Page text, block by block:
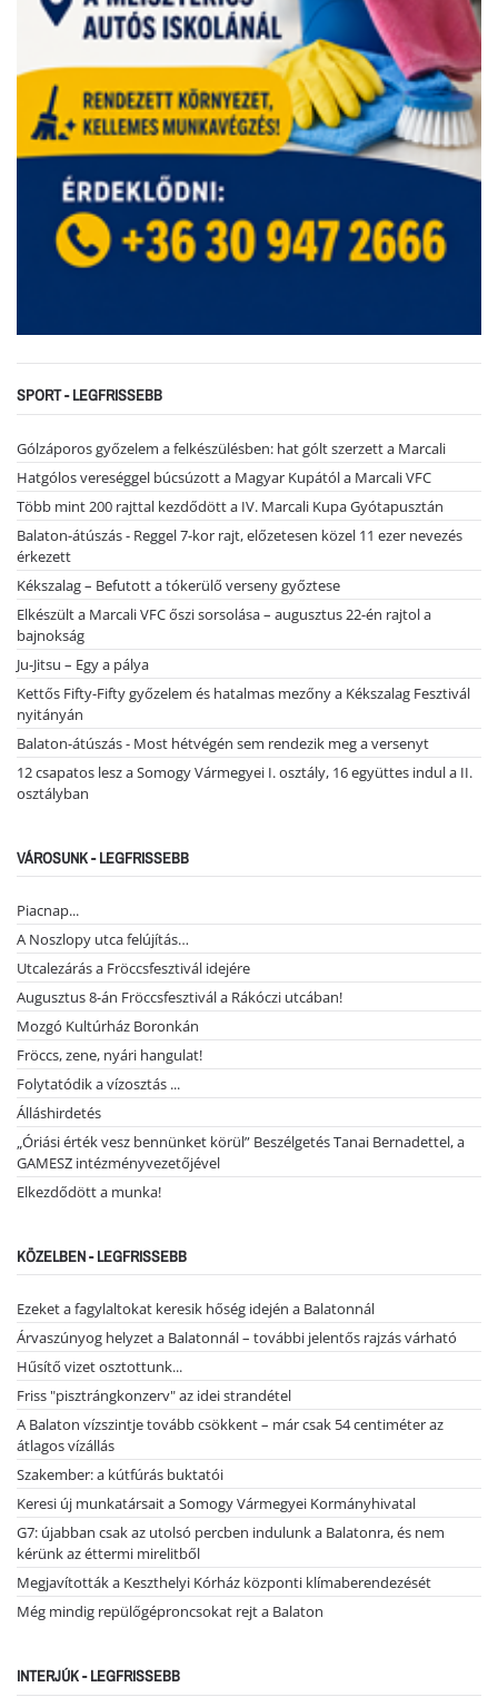
SPORT - LEGFRISSEBB
Gólzáporos győzelem a felkészülésben: hat gólt szerzett a Marcali
Hatgólos vereséggel búcsúzott a Magyar Kupától a Marcali VFC
Több mint 200 rajttal kezdődött a IV. Marcali Kupa Gyótapusztán
Balaton-átúszás - Reggel 7-kor rajt, előzetesen közel 11 ezer nevezés
érkezett
Kékszalag – Befutott a tókerülő verseny győztese
Elkészült a Marcali VFC őszi sorsolása – augusztus 22-én rajtol a
bajnokság
Ju-Jitsu – Egy a pálya
Kettős Fifty-Fifty győzelem és hatalmas mezőny a Kékszalag Fesztivál
nyitányán
Balaton-átúszás - Most hétvégén sem rendezik meg a versenyt
12 csapatos lesz a Somogy Vármegyei I. osztály, 16 együttes indul a II.
osztályban
VÁROSUNK - LEGFRISSEBB
Piacnap...
A Noszlopy utca felújítás…
Utcalezárás a Fröccsfesztivál idejére
Augusztus 8-án Fröccsfesztivál a Rákóczi utcában!
Mozgó Kultúrház Boronkán
Fröccs, zene, nyári hangulat!
Folytatódik a vízosztás ...
Álláshirdetés
„Óriási érték vesz bennünket körül” Beszélgetés Tanai Bernadettel, a
GAMESZ intézményvezetőjével
Elkezdődött a munka!
KÖZELBEN - LEGFRISSEBB
Ezeket a fagylaltokat keresik hőség idején a Balatonnál
Árvaszúnyog helyzet a Balatonnál – további jelentős rajzás várható
Hűsítő vizet osztottunk...
Friss "pisztrángkonzerv" az idei strandétel
A Balaton vízszintje tovább csökkent – már csak 54 centiméter az
átlagos vízállás
Szakember: a kútfúrás buktatói
Keresi új munkatársait a Somogy Vármegyei Kormányhivatal
G7: újabban csak az utolsó percben indulunk a Balatonra, és nem
kérünk az éttermi mirelitből
Megjavították a Keszthelyi Kórház központi klímaberendezését
Még mindig repülőgéproncsokat rejt a Balaton
INTERJÚK - LEGFRISSEBB